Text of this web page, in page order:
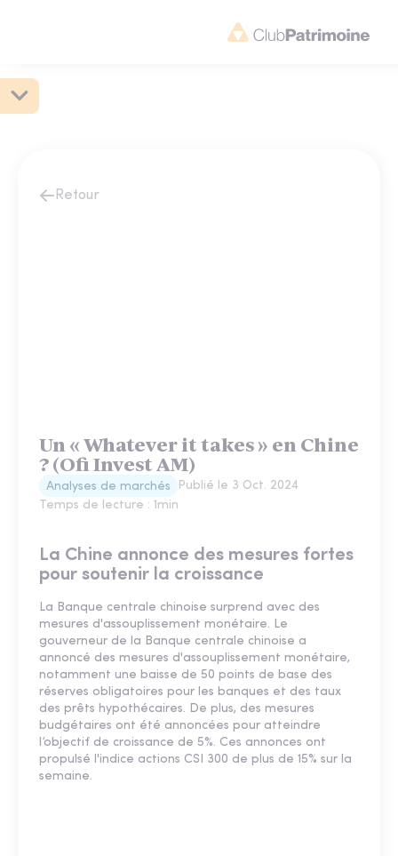
Retour
Un « Whatever it takes » en Chine
? (Ofi Invest AM)
Analyses de marchés Publié le 3 Oct. 2024
Temps de lecture : 1min
La Chine annonce des mesures fortes
pour soutenir la croissance
La Banque centrale chinoise surprend avec des
mesures d'assouplissement monétaire. Le
gouverneur de la Banque centrale chinoise a
annoncé des mesures d'assouplissement monétaire,
notamment une baisse de 50 points de base des
réserves obligatoires pour les banques et des taux
des prêts hypothécaires. De plus, des mesures
budgétaires ont été annoncées pour atteindre
l’objectif de croissance de 5%. Ces annonces ont
propulsé l'indice actions CSI 300 de plus de 15% sur la
semaine.